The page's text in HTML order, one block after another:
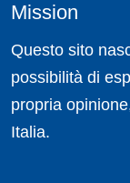
Mission
Questo sito
possibilità di
propria
Italia.